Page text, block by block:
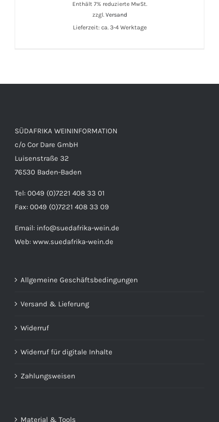
Enthält 7% reduzierte MwSt.
zzgl. Versand
Lieferzeit: ca. 3-4 Werktage
SÜDAFRIKA WEININFORMATION
c/o Cor Dare GmbH
Luisenstraße 32
76530 Baden-Baden
Tel: 0049 (0)7221 408 33 01
Fax: 0049 (0)7221 408 33 09
Email: info@suedafrika-wein.de
Web: www.suedafrika-wein.de
Allgemeine Geschäftsbedingungen
Versand & Lieferung
Widerruf
Widerruf für digitale Inhalte
Zahlungsweisen
Material & Tools